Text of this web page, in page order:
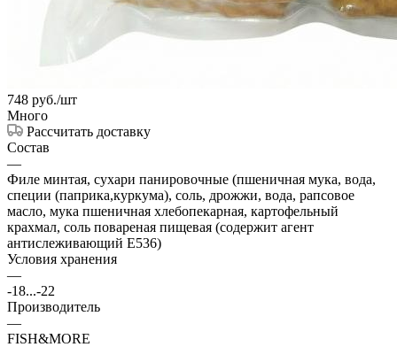
748 руб./шт
Много
Рассчитать доставку
Состав
—
Филе минтая, сухари панировочные (пшеничная мука, вода,
специи (паприка,куркума), соль, дрожжи, вода, рапсовое
масло, мука пшеничная хлебопекарная, картофельный
крахмал, соль повареная пищевая (содержит агент
антислеживающий Е536)
Условия хранения
—
-18...-22
Производитель
—
FISH&MORE